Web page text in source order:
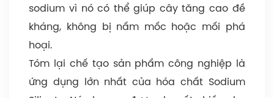
sodium vì nó có thể giúp cây tăng cao đề
kháng, không bị nấm mốc hoặc mối phá
hoại.
Tóm lại chế tạo sản phẩm công nghiệp là
ứng dụng lớn nhất của hóa chất Sodium